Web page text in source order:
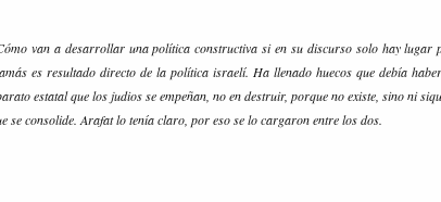
van a desarrollar una política constructiva si en su discurso solo hay lugar
es resultado directo de la política israelí. Ha llenado huecos que debía
estatal que los judios se empeñan, no en destruir, porque no existe, sino ni
se consolide. Arafat lo tenía claro, por eso se lo cargaron entre los dos.